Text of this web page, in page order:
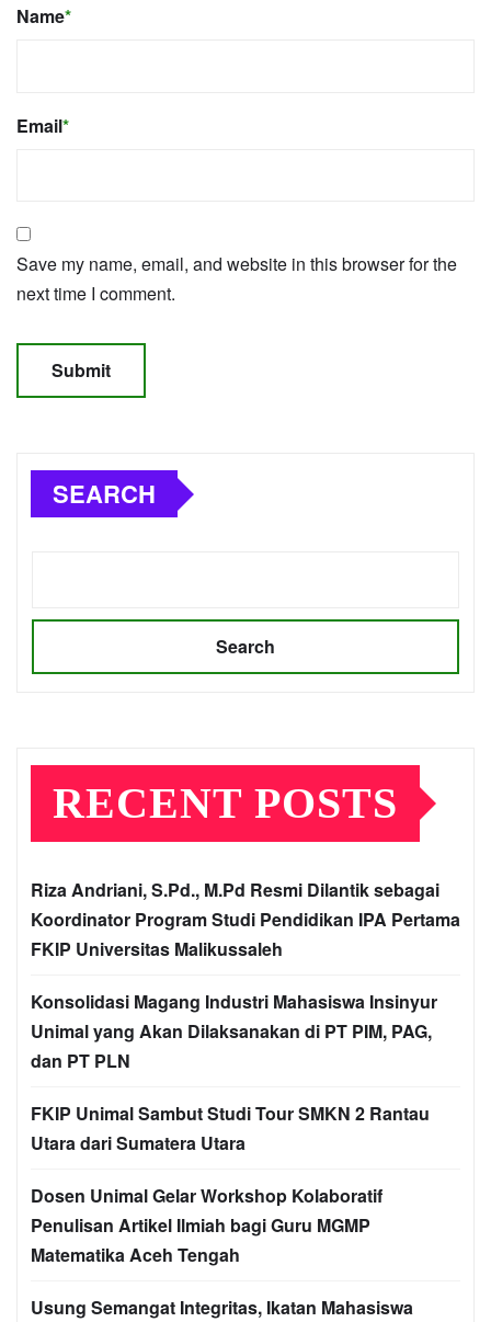
Name*
Email*
Save my name, email, and website in this browser for the
next time I comment.
SEARCH
Search
RECENT POSTS
Riza Andriani, S.Pd., M.Pd Resmi Dilantik sebagai
Koordinator Program Studi Pendidikan IPA Pertama
FKIP Universitas Malikussaleh
Konsolidasi Magang Industri Mahasiswa Insinyur
Unimal yang Akan Dilaksanakan di PT PIM, PAG,
dan PT PLN
FKIP Unimal Sambut Studi Tour SMKN 2 Rantau
Utara dari Sumatera Utara
Dosen Unimal Gelar Workshop Kolaboratif
Penulisan Artikel Ilmiah bagi Guru MGMP
Matematika Aceh Tengah
Usung Semangat Integritas, Ikatan Mahasiswa